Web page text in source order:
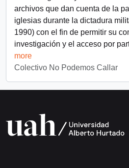
archivos que dan cuenta de la
iglesias durante la dictadura
1990) con el fin de permitir su
investigación y el acceso por
more
Colectivo No Podemos Callar